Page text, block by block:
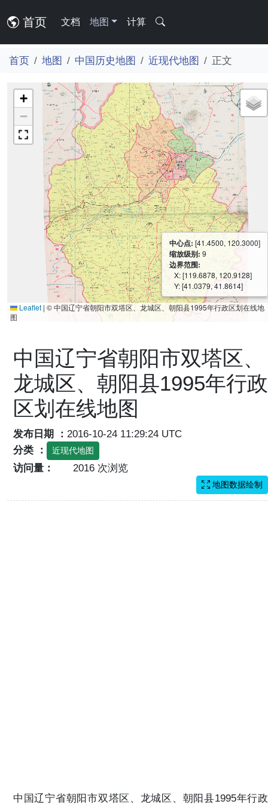
首页 文档 地图 计算
首页 地图 中国历史地图 近现代地图 正文
+
−
中心点:[41.4500, 120.3000]
缩放级别:9
边界范围:
X: [119.6878, 120.9128]
Y: [41.0379, 41.8614]
Leaflet | © 中国辽宁省朝阳市双塔区、龙城区、朝阳县1995年行政区划在线地
图
中国辽宁省朝阳市双塔区、
龙城区、朝阳县1995年行政
区划在线地图
发布日期 ： 2016-10-24 11:29:24 UTC
分类 ：
近现代地图
访问量： 2016 次浏览
地图数据绘制
中国辽宁省朝阳市双塔区、龙城区、朝阳县1995年行政